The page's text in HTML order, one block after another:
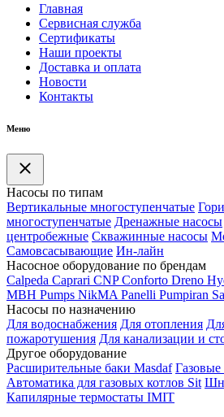
Главная
Сервисная служба
Сертификаты
Наши проекты
Доставка и оплата
Новости
Контакты
Меню
Насосы по типам
Вертикальные многоступенчатые
многоступенчатые Дренажные насосы
центробежные Скважинные насосы
Самовсасывающие Ин-лайн
Насосное оборудование по брендам
Calpeda Caprari CNP Conforto Dreno
MBH Pumps NikMA Panelli Pumpiran
Насосы по назначению
Для водоснабжения Для отопления
пожаротушения Для канализации и
Другое оборудование
Расширительные баки Masdaf Газовые
Автоматика для газовых котлов Sit
Капилярные термостаты IMIT